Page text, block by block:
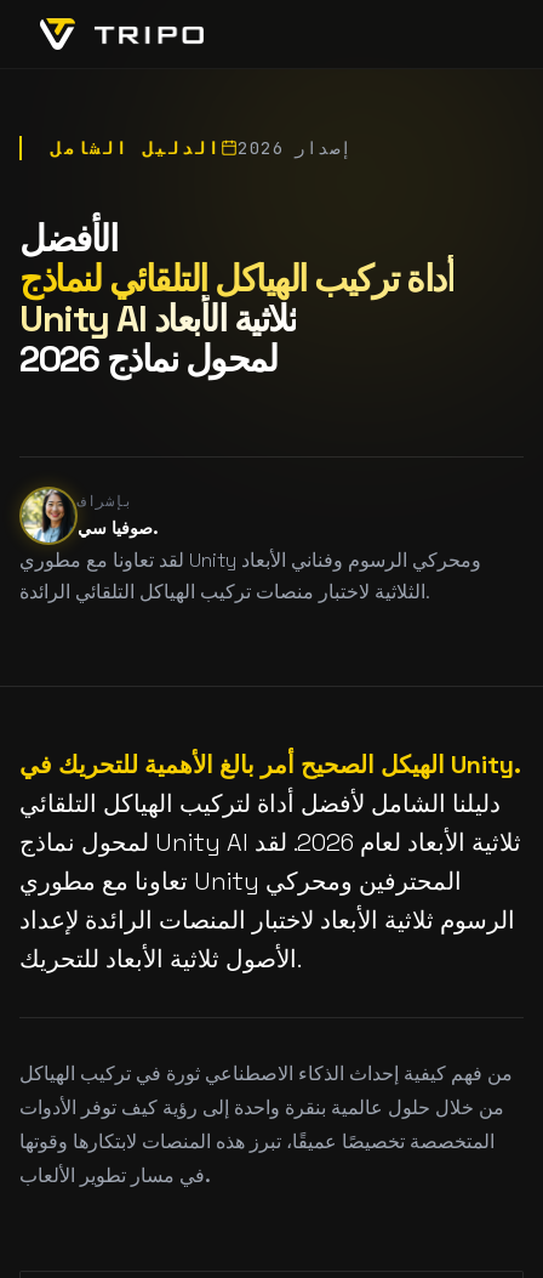
الدليل الشامل إصدار 2026
الأفضل
أداة تركيب الهياكل التلقائي لنماذج
Unity AI ثلاثية الأبعاد
لمحول نماذج 2026
بإشراف
صوفيا سي.
لقد تعاونا مع مطوري Unity ومحركي الرسوم وفناني الأبعاد
الثلاثية لاختبار منصات تركيب الهياكل التلقائي الرائدة.
الهيكل الصحيح أمر بالغ الأهمية للتحريك في Unity.
دليلنا الشامل لأفضل أداة لتركيب الهياكل التلقائي
لمحول نماذج Unity AI ثلاثية الأبعاد لعام 2026. لقد
تعاونا مع مطوري Unity المحترفين ومحركي
الرسوم ثلاثية الأبعاد لاختبار المنصات الرائدة لإعداد
الأصول ثلاثية الأبعاد للتحريك.
من فهم كيفية إحداث الذكاء الاصطناعي ثورة في تركيب الهياكل
من خلال حلول عالمية بنقرة واحدة إلى رؤية كيف توفر الأدوات
المتخصصة تخصيصًا عميقًا، تبرز هذه المنصات لابتكارها وقوتها
في مسار تطوير الألعاب.